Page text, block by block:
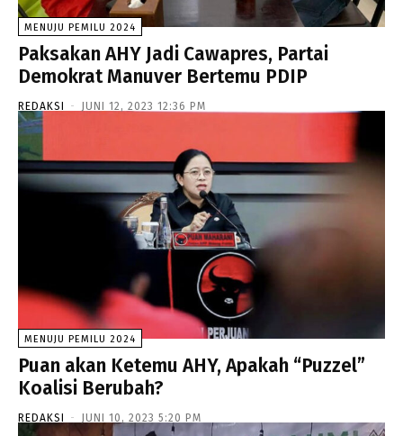
MENUJU PEMILU 2024
Paksakan AHY Jadi Cawapres, Partai
Demokrat Manuver Bertemu PDIP
REDAKSI - JUNI 12, 2023 12:36 PM
MENUJU PEMILU 2024
Puan akan Ketemu AHY, Apakah “Puzzel”
Koalisi Berubah?
REDAKSI - JUNI 10, 2023 5:20 PM